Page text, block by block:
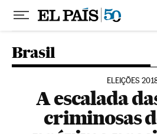
Pular para o conteúdo
Brasil
ELEIÇÕES
A escalada
criminosas